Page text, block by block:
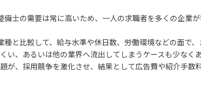
備士の需要は常に高いため、一人の求職者を多くの企業
種と比較して、給与水準や休日数、労働環境などの面で
い、あるいは他の業界へ流出してしまうケースも少なく
が、採用競争を激化させ、結果として広告費や紹介手数